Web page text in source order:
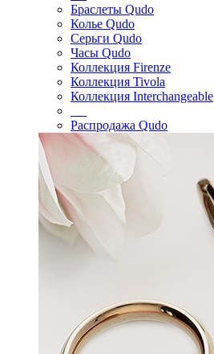
Браслеты Qudo
Колье Qudo
Серьги Qudo
Часы Qudo
Коллекция Firenze
Коллекция Tivola
Коллекция Interchangeable
Распродажа Qudo